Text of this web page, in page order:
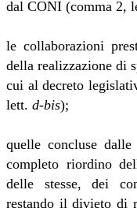
dal CONI (comma 2,
le collaborazioni
della realizzazione di
cui al decreto
lett. d-bis);
quelle concluse
completo riordino
delle stesse, dei
restando il divieto di